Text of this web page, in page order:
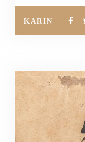
KARIN